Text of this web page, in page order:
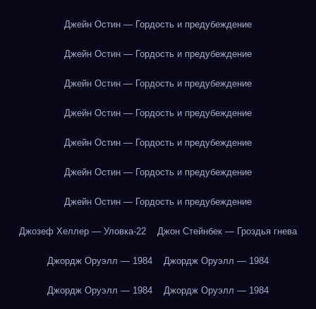
Джейн Остин — Гордость и предубеждение
Джейн Остин — Гордость и предубеждение
Джейн Остин — Гордость и предубеждение
Джейн Остин — Гордость и предубеждение
Джейн Остин — Гордость и предубеждение
Джейн Остин — Гордость и предубеждение
Джейн Остин — Гордость и предубеждение
Джозеф Хеллер — Уловка-22 Джон Стейнбек — Гроздья гнева
Джордж Оруэлл — 1984 Джордж Оруэлл — 1984
Джордж Оруэлл — 1984 Джордж Оруэлл — 1984